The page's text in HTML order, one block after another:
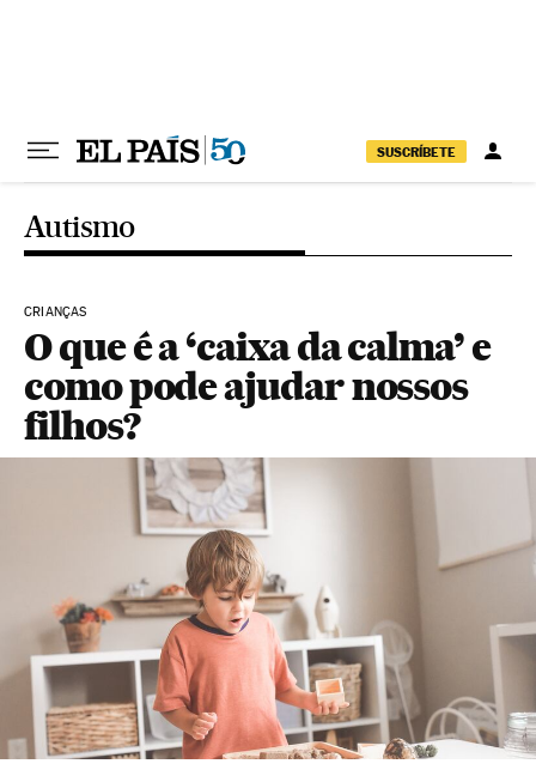
SUSCRÍBETE
Autismo
CRIANÇAS
O que é a ‘caixa da calma’ e
como pode ajudar nossos
filhos?